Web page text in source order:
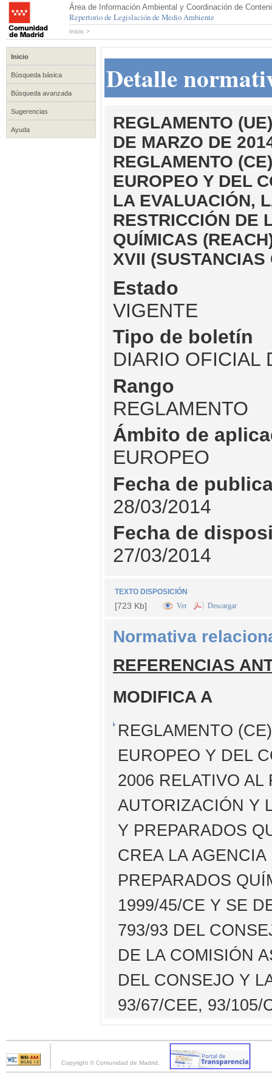
Área de Información Ambiental y Coordinación de
Repertorio de Legislación de Medio Ambiente
Inicio >
Inicio
Búsqueda básica
Búsqueda avanzada
Sugerencias
Ayuda
Detalle
REGLAMENTO
DE MARZO DE
REGLAMENTO
EUROPEO Y DEL
LA EVALUACIÓN,
RESTRICCIÓN DE
QUÍMICAS
XVII (SUSTANCIAS
Estado
VIGENTE
Tipo de boletín
DIARIO OFICIAL
Rango
REGLAMENTO
Ámbito de
EUROPEO
Fecha de
28/03/2014
Fecha de
27/03/2014
TEXTO DISPOSICIÓN
[723 Kb] Ver Descargar
Normativa
REFERENCIAS
MODIFICA A
REGLAMENTO
EUROPEO Y DEL
2006 RELATIVO AL
AUTORIZACIÓN Y
Y PREPARADOS
CREA LA
PREPARADOS
1999/45/CE Y SE
793/93 DEL
DE LA COMISIÓN
DEL CONSEJO Y
93/67/CEE, 93/105/
Copyright © Comunidad de Madrid.